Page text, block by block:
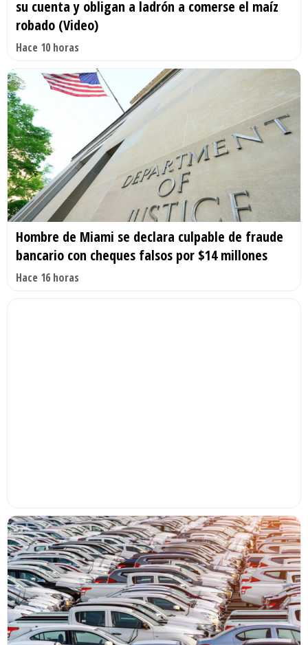
su cuenta y obligan a ladrón a comerse el maíz
robado (Video)
Hace 10 horas
Hombre de Miami se declara culpable de fraude
bancario con cheques falsos por $14 millones
Hace 16 horas